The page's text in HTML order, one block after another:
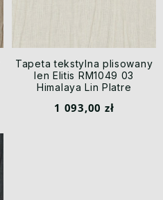
Tapeta tekstylna plisowany
len Elitis RM1049 03
Himalaya Lin Platre
1 093,00 zł